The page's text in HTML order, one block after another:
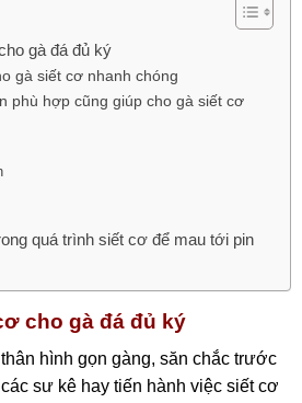
gà đá đủ ký
gà siết cơ nhanh chóng
phù hợp cũng giúp cho gà siết cơ
quá trình siết cơ để mau tới pin
cho gà đá đủ ký
hình gọn gàng, săn chắc trước
sư kê hay tiến hành việc siết cơ